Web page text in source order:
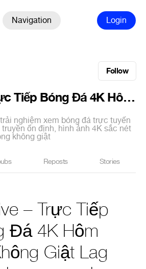
Navigation Login
Follow
Socolive – Trực Tiếp Bóng Đá 4K Hôm Nay Không Giật Lag #1 VN
nghiệm xem bóng đá trực tuyến
ổn định, hình ảnh 4K sắc nét
không giật
Reposts Stories
– Trực Tiếp
Đá 4K Hôm
Giật Lag